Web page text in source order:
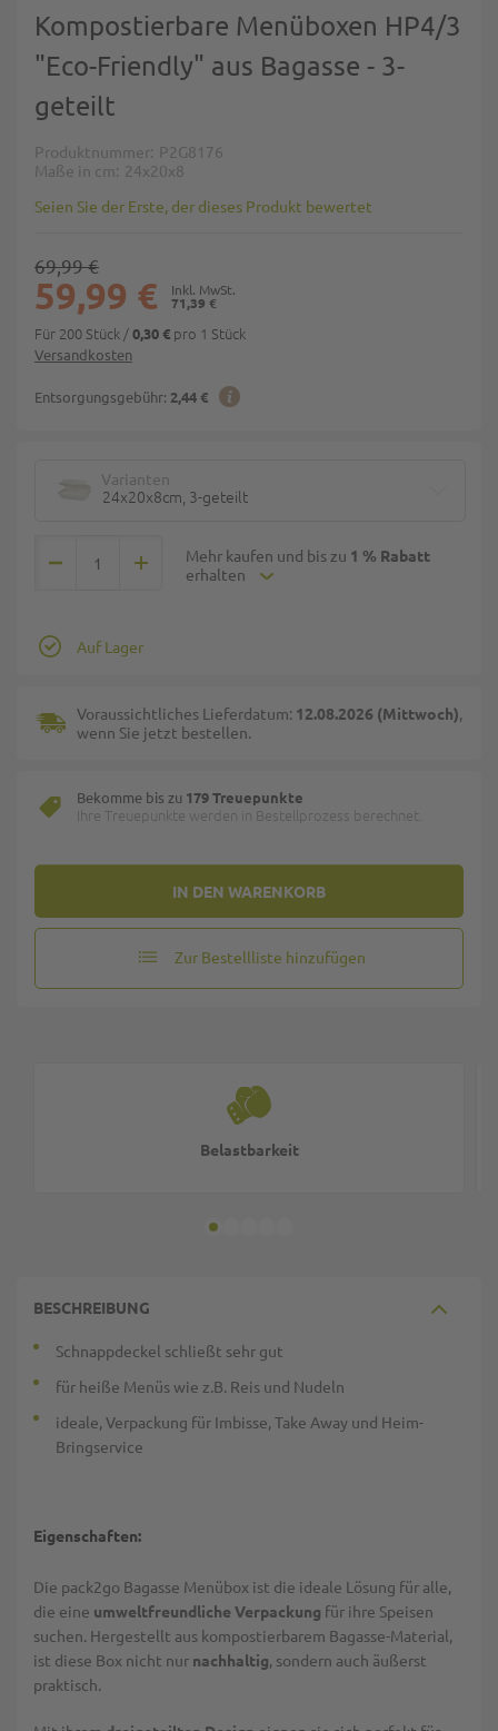
Kompostierbare Menüboxen HP4/3
"Eco-Friendly" aus Bagasse - 3-
geteilt
Produktnummer P2G8176
Maße in cm
24x20x8
Seien Sie der Erste, der dieses Produkt bewertet
Versandkosten
Entsorgungsgebühr: 2,44 €
71,39 €
59,99 €
69,99 €
Für 200 Stück /0,30 € pro 1 Stück
Varianten
24x20x8cm, 3-geteilt
Mehr kaufen und bis zu 1 % Rabatt
erhalten
IN DEN WARENKORB
Auf Lager
Voraussichtliches Lieferdatum: 12.08.2026 (Mittwoch),
wenn Sie jetzt bestellen.
Bekomme bis zu 179 Treuepunkte
Ihre Treuepunkte werden in Bestellprozess berechnet.
Zur Bestellliste hinzufügen
Belastbarkeit
BESCHREIBUNG
Schnappdeckel schließt sehr gut
für heiße Menüs wie z.B. Reis und Nudeln
ideale, Verpackung für Imbisse, Take Away und Heim-
Bringservice
Eigenschaften:
Die pack2go Bagasse Menübox ist die ideale Lösung für alle,
die eine umweltfreundliche Verpackung für ihre Speisen
suchen. Hergestellt aus kompostierbarem Bagasse-Material,
ist diese Box nicht nur nachhaltig, sondern auch äußerst
praktisch.